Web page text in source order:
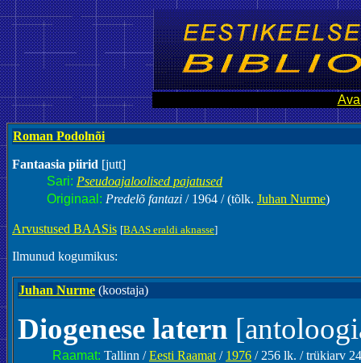
Roman Podolnõi
Fantaasia piirid [jutt]
Sari: Pseudoajaloolised pajatused
Originaal: Predelõ fantazi / 1964 / (tõlk. Juhan Nurme)
Arvustused BAASis [BAAS eraldi aknasse]
Ilmunud kogumikus:
Juhan Nurme (koostaja)
Diogenese latern
Raamat: Tallinn /Eesti Raamat / 1976 / 256 lk. / trükiarv